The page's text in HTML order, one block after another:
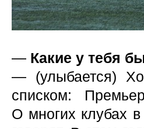
— Какие у тебя
— (улыбается)
списком:
О многих клубах